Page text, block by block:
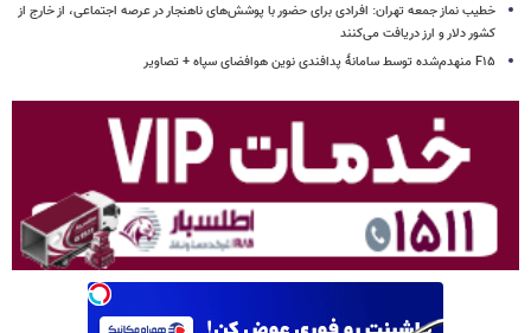
خطیب نماز جمعه تهران: افرادی برای حضور با پوشش‌های ناهنجار در عرصه اجتماعی، از خارج از
کشور دلار و ارز دریافت می‌کنند
F۱۵ منهدم‌شده توسط سامانۀ پدافندی نوین هوافضای سپاه + تصاویر